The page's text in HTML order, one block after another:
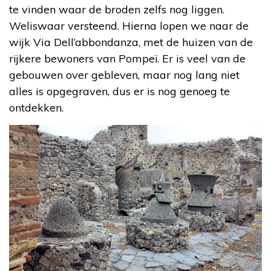
te vinden waar de broden zelfs nog liggen.
Weliswaar versteend. Hierna lopen we naar de
wijk Via Dell’abbondanza, met de huizen van de
rijkere bewoners van Pompeï. Er is veel van de
gebouwen over gebleven, maar nog lang niet
alles is opgegraven, dus er is nog genoeg te
ontdekken.